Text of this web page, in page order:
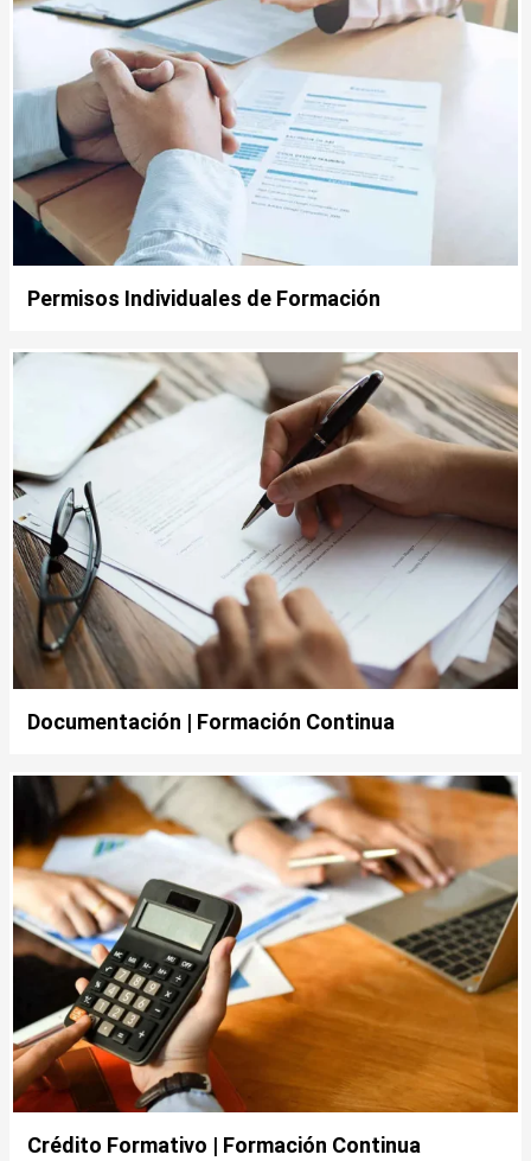
Permisos Individuales de Formación
Documentación | Formación Continua
Crédito Formativo | Formación Continua